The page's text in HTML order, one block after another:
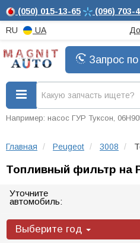
(050) 015-13-65 (096) 703-
RU UA
Запрос по
Например: насос ГУР Туксон,
Главная Peugeot 3008
Топливный фильтр на
Уточните
автомобиль:
Выберите год